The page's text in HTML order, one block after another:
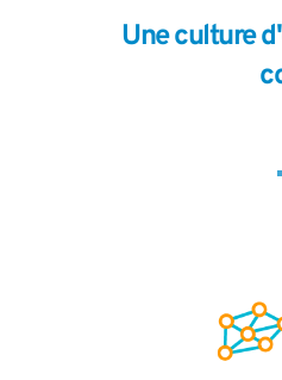
Une culture